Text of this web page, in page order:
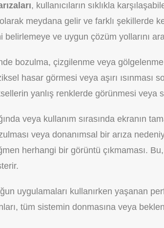
, kullanıcıların sıklıkla
meydana gelir ve farklı şekillerde
ve uygun çözüm yollarını
bozulma, çizgilenme veya
hasar görmesi veya aşırı ısınması
yanlış renklerde görünmesi veya
veya kullanım sırasında ekranın
veya donanımsal bir arıza
herhangi bir görüntü çıkmaması.
uygulamaları kullanırken yaşanan
tüm sistemin donmasına veya